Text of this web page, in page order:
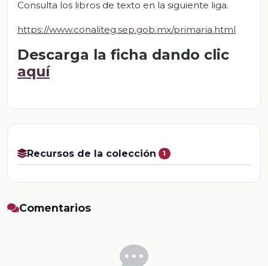
Consulta los libros de texto en la siguiente liga.
https://www.conaliteg.sep.gob.mx/primaria.html
Descarga la ficha dando clic
aquí
Recursos de la colección 1
Comentarios